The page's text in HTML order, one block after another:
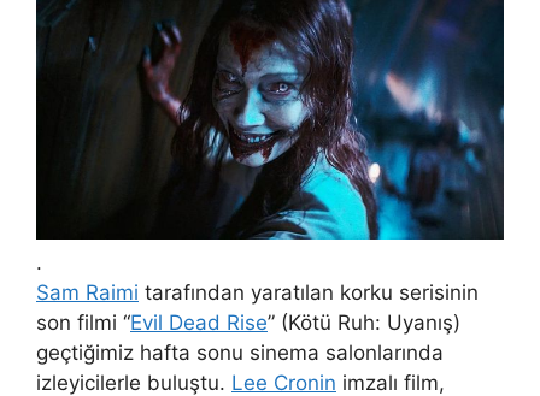
.
Sam Raimi tarafından yaratılan korku serisinin
son filmi “Evil Dead Rise” (Kötü Ruh: Uyanış)
geçtiğimiz hafta sonu sinema salonlarında
izleyicilerle buluştu. Lee Cronin imzalı film,